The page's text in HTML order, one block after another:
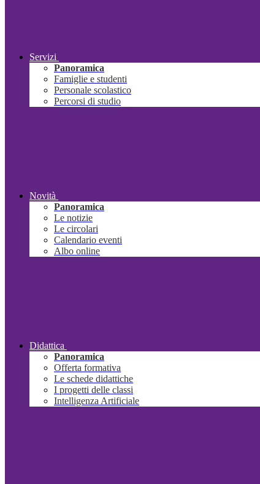
Servizi
Panoramica
Famiglie e studenti
Personale scolastico
Percorsi di studio
Novità
Panoramica
Le notizie
Le circolari
Calendario eventi
Albo online
Didattica
Panoramica
Offerta formativa
Le schede didattiche
I progetti delle classi
Intelligenza Artificiale